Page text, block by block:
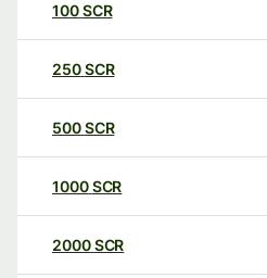
100SCR
250SCR
500SCR
1000SCR
2000SCR